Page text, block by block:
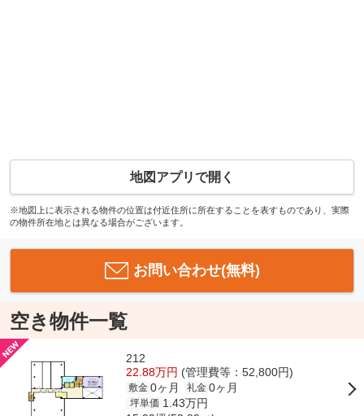
地図アプリで開く
※地図上に表示される物件の位置は付近住所に所在することを表すものであり、実際
の物件所在地とは異なる場合がございます。
お問い合わせ(無料)
空き物件一覧
212
22.88万円 (管理費等：52,800円)
敷金 0ヶ月 礼金 0ヶ月
坪単価 1.43万円